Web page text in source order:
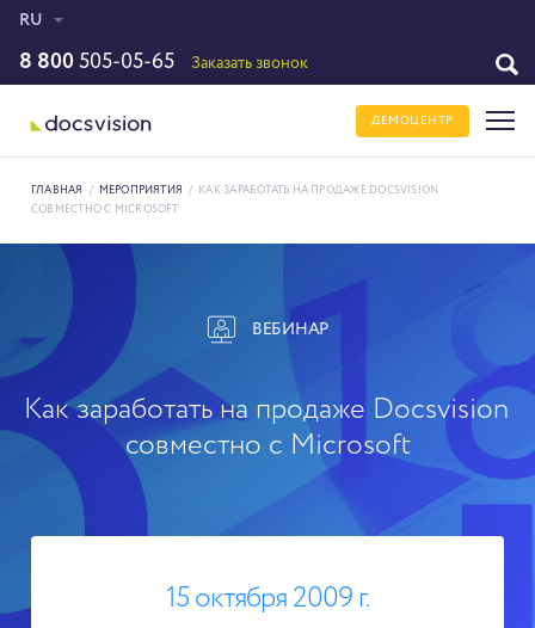
RU
8 800 505-05-65 Заказать звонок
ДЕМОЦЕНТР
ГЛАВНАЯ / МЕРОПРИЯТИЯ /
КАК ЗАРАБОТАТЬ НА ПРОДАЖЕ DOCSVISION
СОВМЕСТНО С MICROSOFT
ВЕБИНАР
Как заработать на продаже Docsvision
совместно с Microsoft
15 октября 2009 г.